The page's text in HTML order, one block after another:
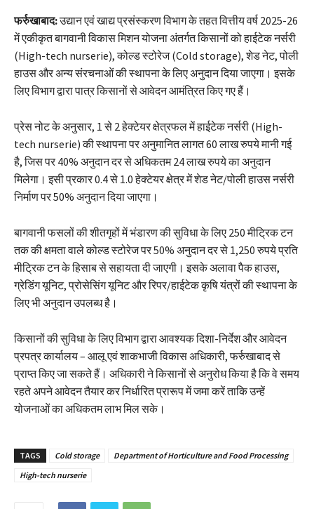
फर्रुखाबाद:उद्यान एवं खाद्य प्रसंस्करण विभाग के तहत वित्तीय वर्ष 2025-26
में एकीकृत बागवानी विकास मिशन योजना अंतर्गत किसानों को हाईटेक नर्सरी
(High-tech nurserie), कोल्ड स्टोरेज (Cold storage), शेड नेट, पोली
हाउस और अन्य संरचनाओं की स्थापना के लिए अनुदान दिया जाएगा। इसके
लिए विभाग द्वारा पात्र किसानों से आवेदन आमंत्रित किए गए हैं।
प्रेस नोट के अनुसार, 1 से 2 हेक्टेयर क्षेत्रफल में हाईटेक नर्सरी (High-
tech nurserie) की स्थापना पर अनुमानित लागत 60 लाख रुपये मानी गई
है, जिस पर 40% अनुदान दर से अधिकतम 24 लाख रुपये का अनुदान
मिलेगा। इसी प्रकार 0.4 से 1.0 हेक्टेयर क्षेत्र में शेड नेट/पोली हाउस नर्सरी
निर्माण पर 50% अनुदान दिया जाएगा।
बागवानी फसलों की शीतगृहों में भंडारण की सुविधा के लिए 250 मीट्रिक टन
तक की क्षमता वाले कोल्ड स्टोरेज पर 50% अनुदान दर से 1,250 रुपये प्रति
मीट्रिक टन के हिसाब से सहायता दी जाएगी। इसके अलावा पैक हाउस,
ग्रेडिंग यूनिट, प्रोसेसिंग यूनिट और रिपर/हाईटेक कृषि यंत्रों की स्थापना के
लिए भी अनुदान उपलब्ध है।
किसानों की सुविधा के लिए विभाग द्वारा आवश्यक दिशा-निर्देश और आवेदन
प्रपत्र कार्यालय – आलू एवं शाकभाजी विकास अधिकारी, फर्रुखाबाद से
प्राप्त किए जा सकते हैं। अधिकारी ने किसानों से अनुरोध किया है कि वे समय
रहते अपने आवेदन तैयार कर निर्धारित प्रारूप में जमा करें ताकि उन्हें
योजनाओं का अधिकतम लाभ मिल सके।
TAGS Cold storage
Department of Horticulture and Food Processing
High-tech nurserie